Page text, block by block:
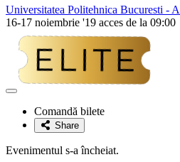
Universitatea Politehnica Bucuresti -
16-17 noiembrie '19 acces de la 09:00
Adaugă
favoriteComandă bilete
Share
Evenimentul s-a încheiat.